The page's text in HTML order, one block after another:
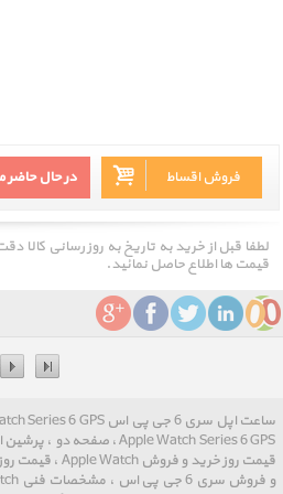
در حال فروش اقساط
لطفا قبل از خرید به تاریخ به روز رسانی کالا
قیمت ها اطلاع حاصل نمائید.